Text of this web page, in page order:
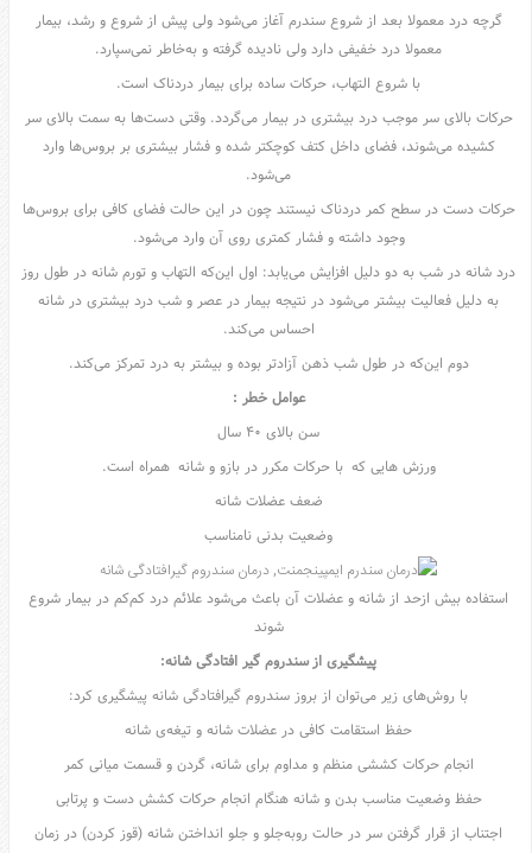
گرچه درد معمولا بعد از شروع سندرم آغاز می‌شود ولی پیش از شروع و رشد، بیمار
معمولا درد خفیفی دارد ولی نادیده گرفته و به‌خاطر نمی‌سپارد.
با شروع التهاب، حرکات ساده برای بیمار دردناک است.
حرکات بالای سر موجب درد بیشتری در بیمار می‌گردد. وقتی دست‌ها به سمت بالای سر
کشیده می‌شوند، فضای داخل کتف کوچکتر شده و فشار بیشتری بر بروس‌ها وارد
می‌شود.
حرکات دست در سطح کمر دردناک نیستند چون در این حالت فضای کافی برای بروس‌ها
وجود داشته و فشار کمتری روی آن وارد می‌شود.
درد شانه در شب به دو دلیل افزایش می‌یابد: اول این‌که التهاب و تورم شانه در طول روز
به دلیل فعالیت بیشتر می‌شود در نتیجه بیمار در عصر و شب درد بیشتری در شانه
احساس می‌کند.
دوم این‌که در طول شب ذهن آزادتر بوده و بیشتر به درد تمرکز می‌کند.
عوامل خطر :
سن بالای ۴۰ سال
ورزش هایی که با حرکات مکرر در بازو و شانه همراه است.
ضعف عضلات شانه
وضعیت بدنی نامناسب
استفاده بیش‌ ازحد از شانه و عضلات آن باعث می‌شود علائم درد کم‌کم در بیمار شروع
شوند
پیشگیری از سندروم گیر افتادگی شانه:
با روش‌های زیر می‌توان از بروز سندروم گیرافتادگی شانه پیشگیری کرد:
حفظ استقامت کافی در عضلات شانه و تیغه‌ی شانه
انجام حرکات کششی منظم و مداوم برای شانه، گردن و قسمت میانی کمر
حفظ وضعیت مناسب بدن و شانه هنگام انجام حرکات کشش دست و پرتابی
اجتناب از قرار گرفتن سر در حالت روبه‌جلو و جلو انداختن شانه (قوز کردن) در زمان